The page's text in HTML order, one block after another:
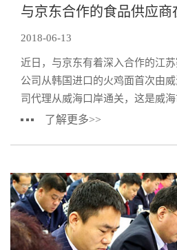
2018-06-13
近日，与京东有着深入合作的江
公司从韩国进口的火鸡面首次由
司代理从威海口岸通关，这是威
济合作开放试验区过程中的捷报，
了解更多>>